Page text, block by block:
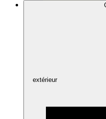
extérieur